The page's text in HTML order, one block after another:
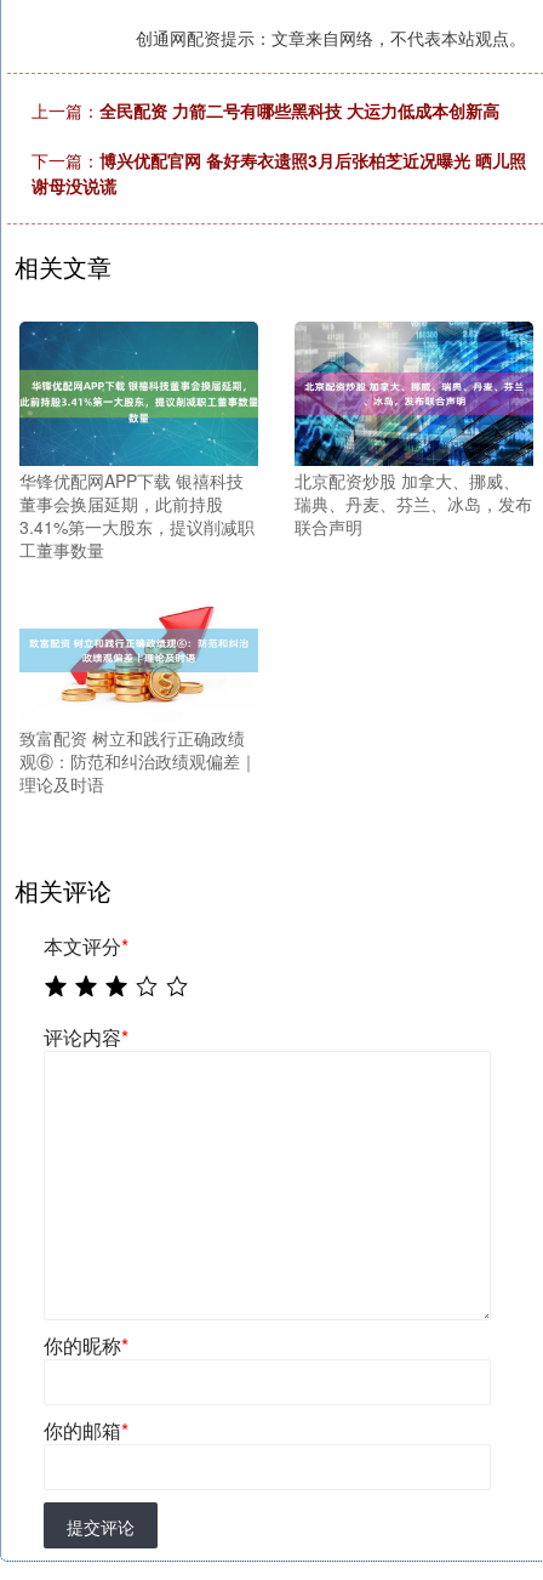
创通网配资提示：文章来自网络，不代表本站观点。
上一篇： 全民配资 力箭二号有哪些黑科技 大运力低成本创新高
下一篇： 博兴优配官网 备好寿衣遗照3月后张柏芝近况曝光 晒儿照
谢母没说谎
相关文章
华锋优配网APP下载 银禧科技
董事会换届延期，此前持股
3.41%第一大股东，提议削减职
工董事数量
北京配资炒股 加拿大、挪威、
瑞典、丹麦、芬兰、冰岛，发布
联合声明
致富配资 树立和践行正确政绩
观⑥：防范和纠治政绩观偏差｜
理论及时语
相关评论
本文评分*
评论内容*
你的昵称*
你的邮箱*
提交评论